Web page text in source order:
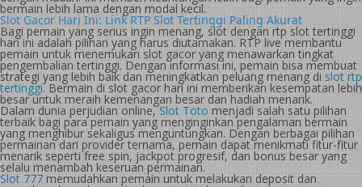
bermain lebih lama dengan modal kecil.
Slot Gacor Hari Ini: Link RTP Slot Tertinggi Paling Akurat
Bagi pemain yang serius ingin menang, slot dengan rtp slot tertinggi
hari ini adalah pilihan yang harus diutamakan. RTP live membantu
pemain untuk menemukan slot gacor yang menawarkan tingkat
pengembalian tertinggi. Dengan informasi ini, pemain bisa membuat
strategi yang lebih baik dan meningkatkan peluang menang di slot rtp
tertinggi. Bermain di slot gacor hari ini memberikan kesempatan lebih
besar untuk meraih kemenangan besar dan hadiah menarik.
Dalam dunia perjudian online,Slot Toto menjadi salah satu pilihan
terbaik bagi para pemain yang menginginkan pengalaman bermain
yang menghibur sekaligus menguntungkan. Dengan berbagai pilihan
permainan dari provider ternama, pemain dapat menikmati fitur-fitur
menarik seperti free spin, jackpot progresif, dan bonus besar yang
selalu menambah keseruan permainan.
Slot 777 memudahkan pemain untuk melakukan deposit dan